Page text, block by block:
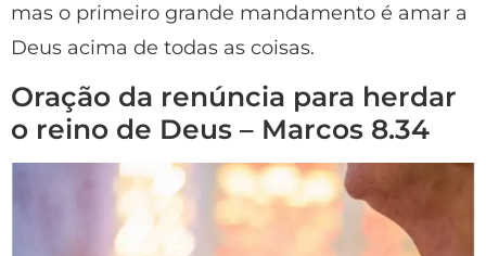
mas o primeiro grande mandamento é amar a
Deus acima de todas as coisas.
Oração da renúncia para herdar
o reino de Deus – Marcos 8.34